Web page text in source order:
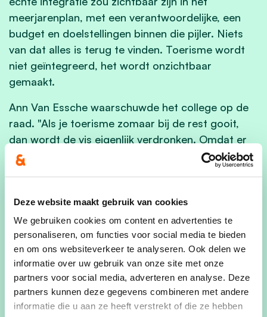
Deze website maakt gebruik van cookies
We gebruiken cookies om content en advertenties te
personaliseren, om functies voor social media te bieden
en om ons websiteverkeer te analyseren. Ook delen we
informatie over uw gebruik van onze site met onze
partners voor social media, adverteren en analyse. Deze
partners kunnen deze gegevens combineren met andere
informatie die u aan ze heeft verstrekt of die ze hebben
meerjarenplan, met een verantwoordelijke, een
budget en doelstellingen binnen die pijler. Niets
van dat alles is terug te vinden. Toerisme wordt
niet geïntegreerd, het wordt onzichtbaar
gemaakt.
Ann Van Essche waarschuwde het college op de
raad. "Als je toerisme zomaar bij de rest gooit,
dan wordt de vis eigenlijk verdronken. Omdat er
niemand meer specifiek de kar trekt. Haar
afsluitende vraag liet weinig ruimte voor twijfel.
zo'n actieplan en een samenhangend verhaal geen
probleem mogen zijn.
Het voorstel werd weggestemd met 14 stemmen
voor en 15 tegen.
De troeven liggen er nog
Izegem heeft wel degelijk troeven. De parken en